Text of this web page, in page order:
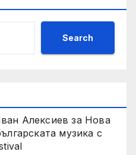
Search
Алексиев за Нова
музика с